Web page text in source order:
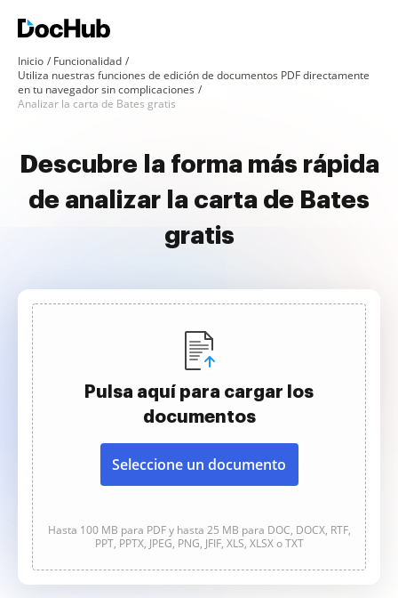
Inicio
Funcionalidad
Utiliza nuestras funciones de edición de documentos PDF directamente
en tu navegador sin complicaciones
Analizar la carta de Bates gratis
Descubre la forma más rápida
de analizar la carta de Bates
gratis
Pulsa aquí para cargar los
documentos
Seleccione un documento
Hasta 100 MB para PDF y hasta 25 MB para DOC, DOCX, RTF,
PPT, PPTX, JPEG, PNG, JFIF, XLS, XLSX o TXT